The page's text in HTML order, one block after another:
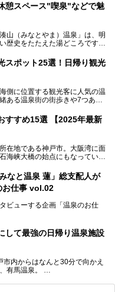
憩スペース"喫泉"などで魅
山（みなとやま）温泉」は、明
歴史をたたえた湯どころです。
。さらに、ゆったりくつろげて
ペースも人気に。斬新な企画や
湊山温泉の魅力をリポートしま
スポット25選！日帰り観光
側に位置する観光客に人気の温
ある温泉街の街歩きや7つある
温泉街が近く、歩いて回るのに
での訪問にもおすすめです。
プ。温泉やご当地グルメなどを
コースも紹介しているので、ぜ
すすめ15選 【2025年最新
在地である神戸市。大阪湾に面
海峡大橋の始点にもなっていま
発展したハーバーランドなど、
しです。
見ると、神戸市といえば何とい
ブルに体験できる健康ランドや
今回はそんな希望に沿う施設
なと温泉 蓮」総支配人が
お仕事 vol.02
ビューする企画「温泉のお仕
ストオブ宿泊賞」に輝いた
に迫りました！
して最強の日帰り温泉施設
内からはなんと30分で向かえ
有馬温泉。
加え、人工のの炭酸泉まで楽し